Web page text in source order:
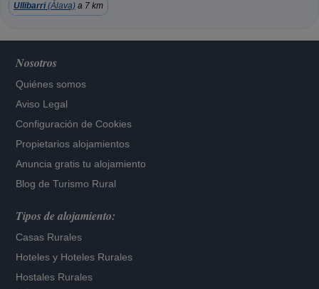
Ullibarri(Álava) a 7 km
Nosotros
Quiénes somos
Aviso Legal
Configuración de Cookies
Propietarios alojamientos
Anuncia gratis tu alojamiento
Blog de Turismo Rural
Tipos de alojamiento:
Casas Rurales
Hoteles y Hoteles Rurales
Hostales Rurales